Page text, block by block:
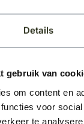
Details
gebruik van
om content en
voor
te
gietijzer
cm